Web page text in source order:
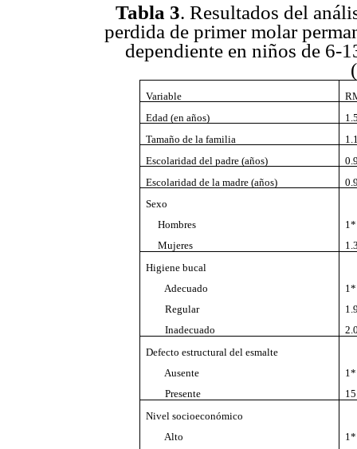
Tabla 3. Resultados del
perdida de primer molar
dependiente en niños de 6-
Variable
Edad (en años)
Tamaño de la familia
Escolaridad del padre (años)
Escolaridad de la madre (años)
Sexo
Hombres
Mujeres
1*
Higiene bucal
Adecuado
Regular
Inadecuado
1*
Defecto estructural del esmalte
Ausente
Presente
1*
Nivel socioeconómico
Alto
1*